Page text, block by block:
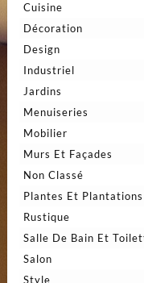
Cuisine
Décoration
Design
Industriel
Jardins
Menuiseries
Mobilier
Murs Et Façades
Non Classé
Plantes Et Plantations
Rustique
Salle De Bain Et
Salon
Style